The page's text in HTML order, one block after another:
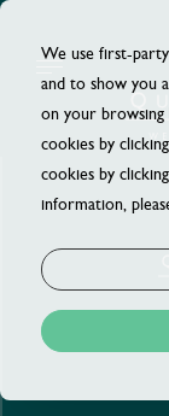
We use first-
and to show you
on your browsing
cookies by
cookies by
information,